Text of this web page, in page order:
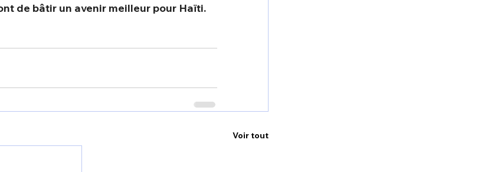
de bâtir un avenir meilleur pour Haïti.
Voir tout